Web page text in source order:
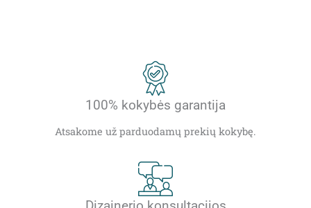
100% kokybės garantija
Atsakome už parduodamų prekių kokybę.